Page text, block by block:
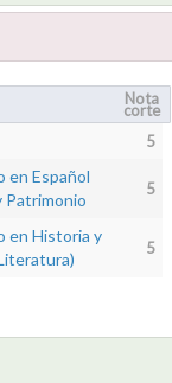
Nota
corte
5
en Español
Patrimonio
5
en Historia y
5